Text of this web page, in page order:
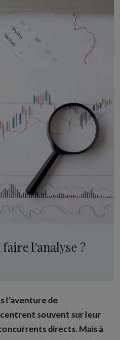
l’analyse ?
l’aventure de
souvent sur leur
directs. Mais à